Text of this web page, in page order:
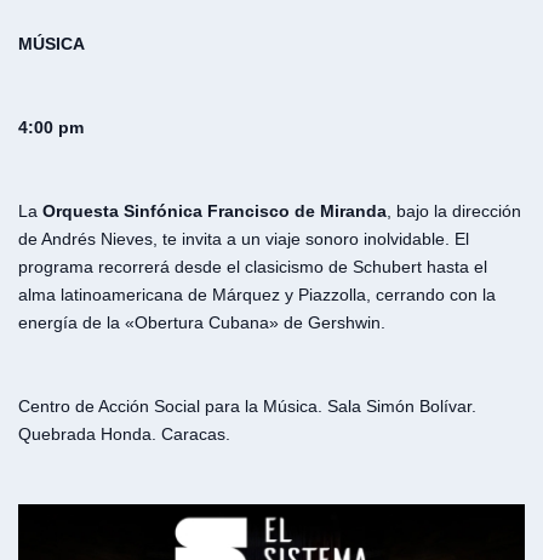
MÚSICA
4:00 pm
La Orquesta Sinfónica Francisco de Miranda , bajo la dirección
de Andrés Nieves, te invita a un viaje sonoro inolvidable. El
programa recorrerá desde el clasicismo de Schubert hasta el
alma latinoamericana de Márquez y Piazzolla, cerrando con la
energía de la «Obertura Cubana» de Gershwin.
Centro de Acción Social para la Música. Sala Simón Bolívar.
Quebrada Honda. Caracas.